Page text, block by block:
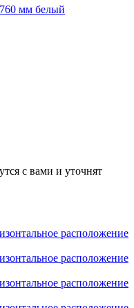
с вами и уточнят